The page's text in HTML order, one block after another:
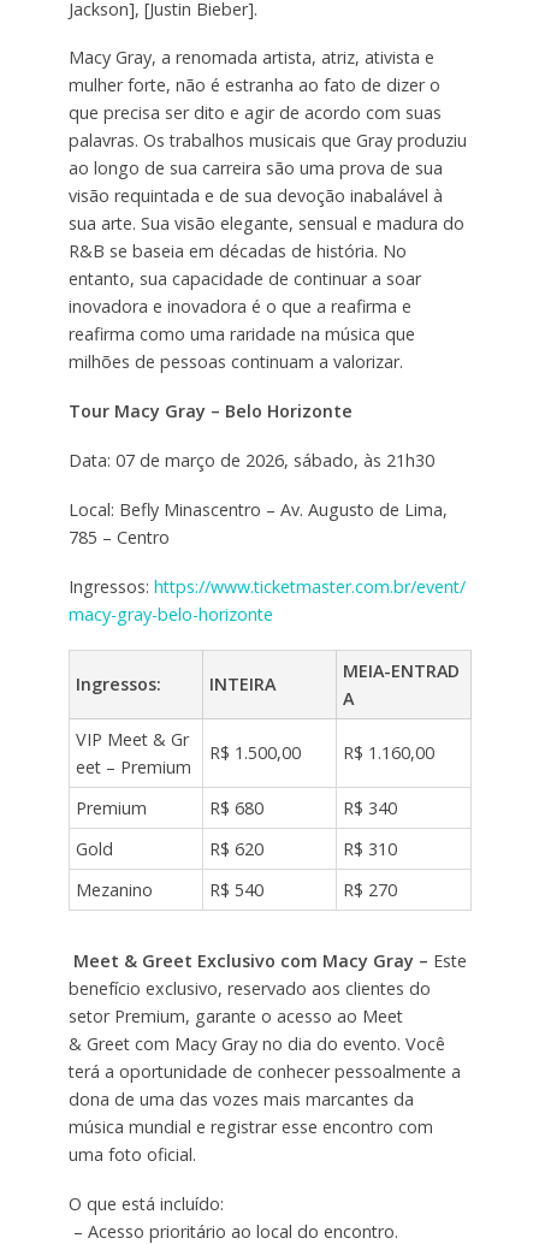
Jackson], [Justin Bieber].
Macy Gray, a renomada artista, atriz, ativista e
mulher forte, não é estranha ao fato de dizer o
que precisa ser dito e agir de acordo com suas
palavras. Os trabalhos musicais que Gray produziu
ao longo de sua carreira são uma prova de sua
visão requintada e de sua devoção inabalável à
sua arte. Sua visão elegante, sensual e madura do
R&B se baseia em décadas de história. No
entanto, sua capacidade de continuar a soar
inovadora e inovadora é o que a reafirma e
reafirma como uma raridade na música que
milhões de pessoas continuam a valorizar.
Tour Macy Gray – Belo Horizonte
Data: 07 de março de 2026, sábado, às 21h30
Local: Befly Minascentro – Av. Augusto de Lima,
785 – Centro
Ingressos: https://www.ticketmaster.com.br/event/
macy-gray-belo-horizonte
Ingressos: INTEIRA
MEIA-ENTRAD
A
VIP Meet & Gr
eet – Premium
R$ 1.500,00 R$ 1.160,00
Premium R$ 680
R$ 340
Gold
R$ 620
R$ 310
Mezanino
R$ 540 R$ 270
Meet & Greet Exclusivo com Macy Gray – Este
benefício exclusivo, reservado aos clientes do
setor Premium, garante o acesso ao Meet
& Greet com Macy Gray no dia do evento. Você
terá a oportunidade de conhecer pessoalmente a
dona de uma das vozes mais marcantes da
música mundial e registrar esse encontro com
uma foto oficial.
O que está incluído:
– Acesso prioritário ao local do encontro.